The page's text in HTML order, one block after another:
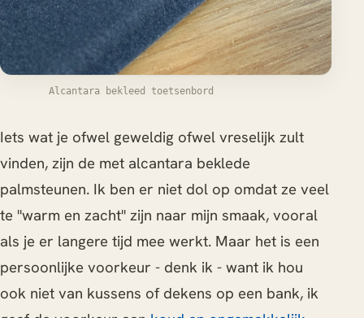
Alcantara bekleed toetsenbord
Iets wat je ofwel geweldig ofwel vreselijk zult
vinden, zijn de met alcantara beklede
palmsteunen. Ik ben er niet dol op omdat ze veel
te "warm en zacht" zijn naar mijn smaak, vooral
als je er langere tijd mee werkt. Maar het is een
persoonlijke voorkeur - denk ik - want ik hou
ook niet van kussens of dekens op een bank, ik